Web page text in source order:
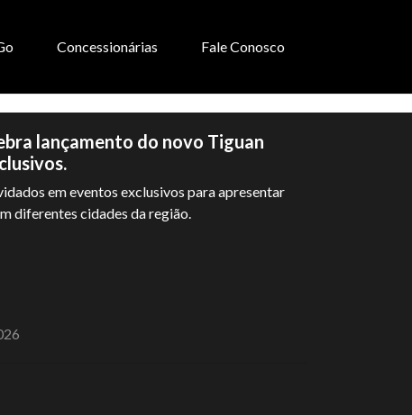
Concessionárias Fale Conosco
lançamento do novo Tiguan
em eventos exclusivos para apresentar
diferentes cidades da região.